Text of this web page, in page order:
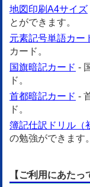
地図印刷A4サイズ
とができます。
元素記号単語カー
カード。
国旗暗記カード -
ド。
首都暗記カード -
ド。
簿記仕訳ドリル（
の勉強ができます。
【ご利用にあたっ